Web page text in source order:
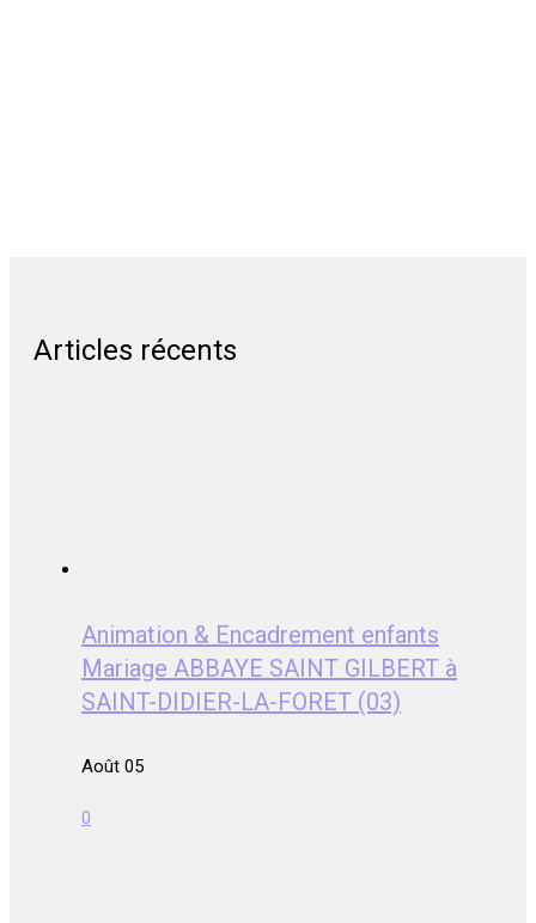
Articles récents
Animation & Encadrement enfants
Mariage ABBAYE SAINT GILBERT à
SAINT-DIDIER-LA-FORET (03)
Août 05
0